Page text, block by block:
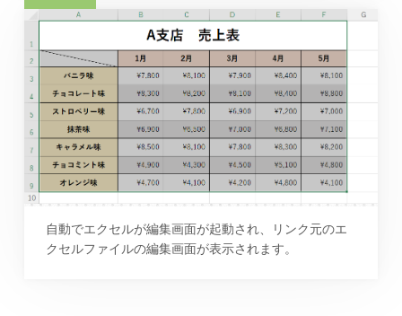
自動でエクセルが編集画面が起動され、リンク元のエ
クセルファイルの編集画面が表示されます。